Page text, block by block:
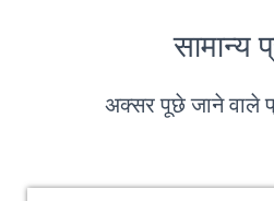
सामान्य
अक्सर पूछे जाने वाले